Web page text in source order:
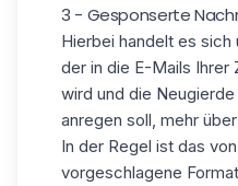
3 - Gesponserte
Hierbei handelt es sich
der in die E-Mails
wird und die
anregen soll, mehr
In der Regel ist das
vorgeschlagene